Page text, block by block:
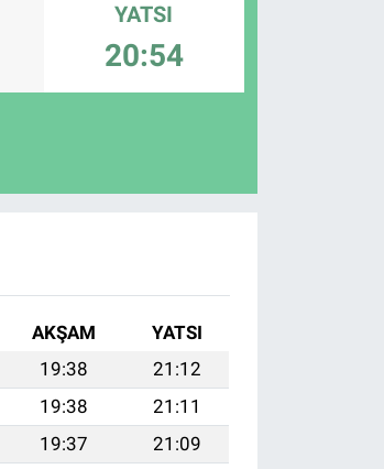
YATSI
20:54
AKŞAM
YATSI
19:38
21:12
19:38
21:11
19:37
21:09